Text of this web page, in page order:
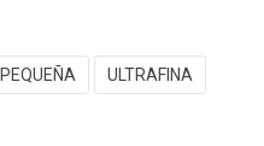
PEQUEÑA ULTRAFINA